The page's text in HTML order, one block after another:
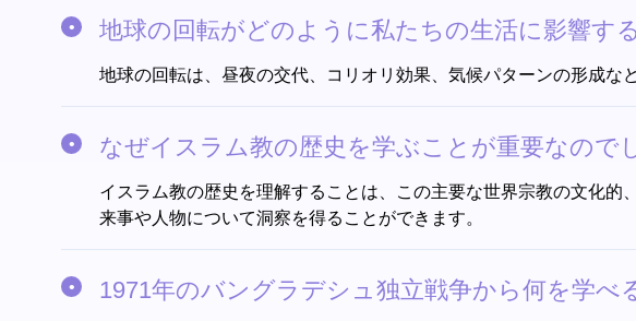
地球の回転がどのように私たちの生活に影響す
地球の回転は、昼夜の交代、コリオリ効果、気候パターンの形成な
なぜイスラム教の歴史を学ぶことが重要なので
イスラム教の歴史を理解することは、この主要な世界宗教の文化
来事や人物について洞察を得ることができます。
1971年のバングラデシュ独立戦争から何を学べ